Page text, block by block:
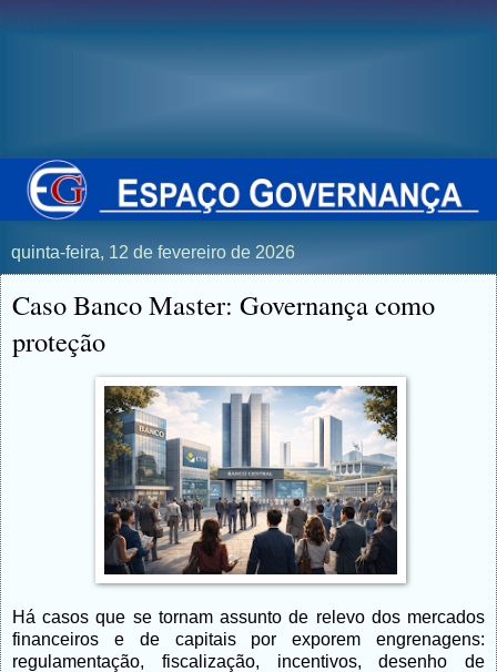
quinta-feira, 12 de fevereiro de 2026
Caso Banco Master: Governança como
proteção
Há casos que se tornam assunto de relevo dos mercados
financeiros e de capitais por exporem engrenagens:
regulamentação, fiscalização, incentivos, desenho de